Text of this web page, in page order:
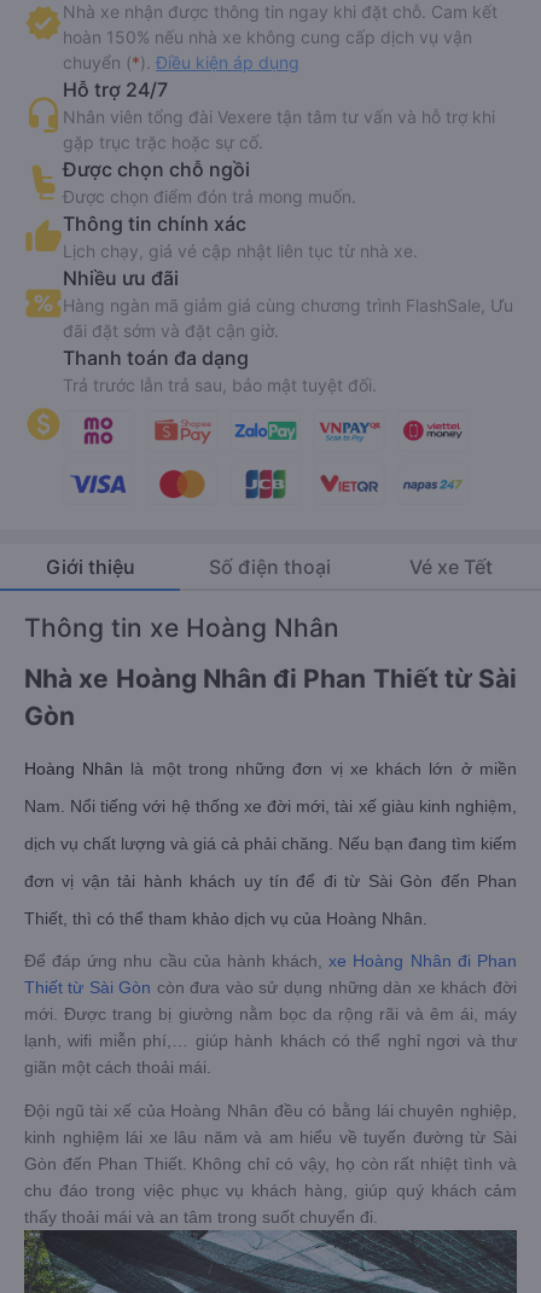
Nhà xe nhận được thông tin ngay khi đặt chỗ. Cam kết
hoàn 150% nếu nhà xe không cung cấp dịch vụ vận
chuyển (*). Điều kiện áp dụng
Hỗ trợ 24/7
Nhân viên tổng đài Vexere tận tâm tư vấn và hỗ trợ khi
gặp trục trặc hoặc sự cố.
Được chọn chỗ ngồi
Được chọn điểm đón trả mong muốn.
Thông tin chính xác
Lịch chạy, giá vé cập nhật liên tục từ nhà xe.
Nhiều ưu đãi
Hàng ngàn mã giảm giá cùng chương trình FlashSale, Ưu
đãi đặt sớm và đặt cận giờ.
Thanh toán đa dạng
Trả trước lẫn trả sau, bảo mật tuyệt đối.
Giới thiệu Số điện thoại Vé xe Tết
Thông tin xe Hoàng Nhân
Nhà xe Hoàng Nhân đi Phan Thiết từ Sài
Gòn
Hoàng Nhân là một trong những đơn vị xe khách lớn ở miền
Nam. Nổi tiếng với hệ thống xe đời mới, tài xế giàu kinh nghiệm,
dịch vụ chất lượng và giá cả phải chăng. Nếu bạn đang tìm kiếm
đơn vị vận tải hành khách uy tín để đi từ Sài Gòn đến Phan
Thiết, thì có thể tham khảo dịch vụ của Hoàng Nhân.
Để đáp ứng nhu cầu của hành khách, xe Hoàng Nhân đi Phan
Thiết từ Sài Gòn còn đưa vào sử dụng những dàn xe khách đời
mới. Được trang bị giường nằm bọc da rộng rãi và êm ái, máy
lạnh, wifi miễn phí,… giúp hành khách có thể nghỉ ngơi và thư
giãn một cách thoải mái.
Đội ngũ tài xế của Hoàng Nhân đều có bằng lái chuyên nghiệp,
kinh nghiệm lái xe lâu năm và am hiểu về tuyến đường từ Sài
Gòn đến Phan Thiết. Không chỉ có vậy, họ còn rất nhiệt tình và
chu đáo trong việc phục vụ khách hàng, giúp quý khách cảm
thấy thoải mái và an tâm trong suốt chuyến đi.